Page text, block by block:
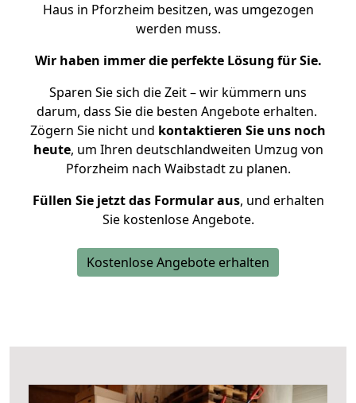
Haus in Pforzheim besitzen, was umgezogen
werden muss.
Wir haben immer die perfekte Lösung für Sie.
Sparen Sie sich die Zeit – wir kümmern uns
darum, dass Sie die besten Angebote erhalten.
Zögern Sie nicht und kontaktieren Sie uns noch
heute, um Ihren deutschlandweiten Umzug von
Pforzheim nach Waibstadt zu planen.
Füllen Sie jetzt das Formular aus, und erhalten
Sie kostenlose Angebote.
Kostenlose Angebote erhalten